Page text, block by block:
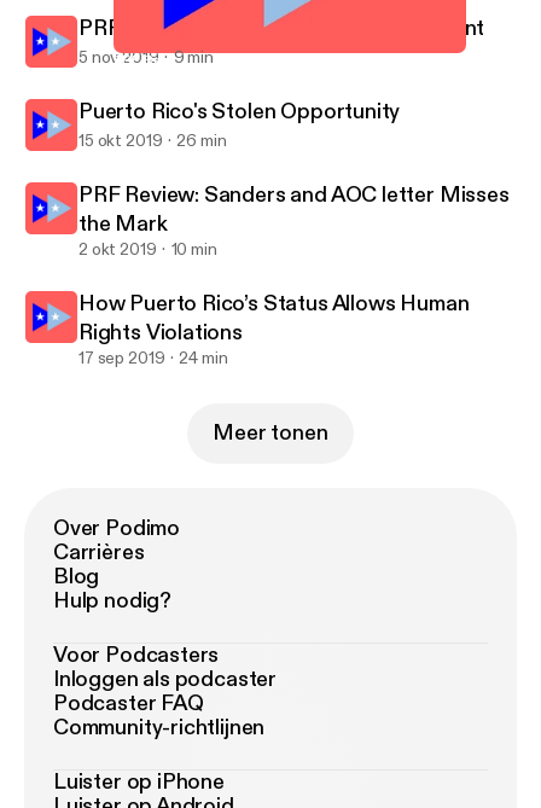
PRF Review: Sanders and AOC letter Misses the Mark
PRF Review: There Is No Perfect Moment
5 nov 2019 9 min
Puerto Rico's Stolen Opportunity
15 okt 2019 26 min
PRF Review: Sanders and AOC letter Misses
the Mark
2 okt 2019 10 min
How Puerto Rico’s Status Allows Human
Rights Violations
17 sep 2019 24 min
Meer tonen
Over Podimo
Carrières
Blog
Hulp nodig?
Voor Podcasters
Inloggen als podcaster
Podcaster FAQ
Community-richtlijnen
Luister op iPhone